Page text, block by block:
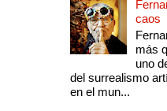
caos
más
uno
del surrealismo
en el mun...